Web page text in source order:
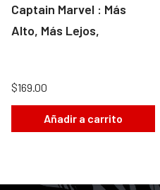
Captain Marvel : Más
Alto, Más Lejos,
$169.00
Añadir a carrito